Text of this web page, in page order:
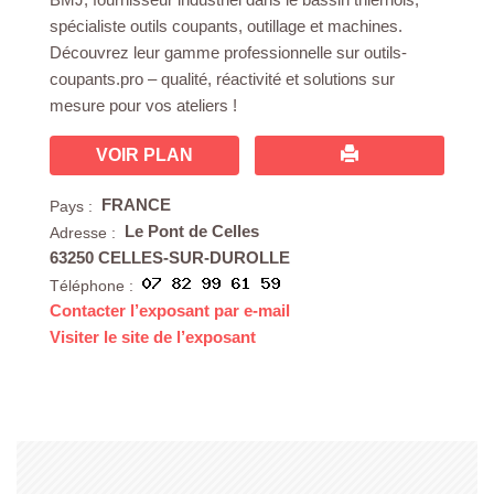
spécialiste outils coupants, outillage et machines.
Découvrez leur gamme professionnelle sur outils-
coupants.pro – qualité, réactivité et solutions sur
mesure pour vos ateliers !
VOIR PLAN
Pays : FRANCE
Adresse :
Le Pont de Celles
63250 CELLES-SUR-DUROLLE
Téléphone :
Contacter l’exposant par e-mail
Visiter le site de l’exposant